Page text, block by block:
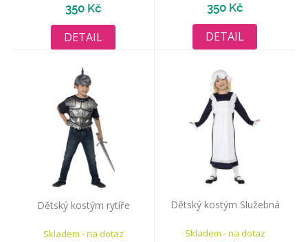
350 Kč
DETAIL
350 Kč
DETAIL
Dětský kostým rytíře
Skladem - na dotaz
Dětský kostým Služebná
Skladem - na dotaz